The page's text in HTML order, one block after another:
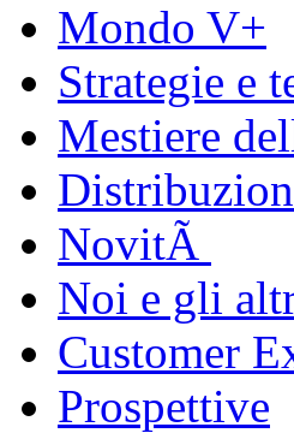
Mondo V+
Strategie e
Mestiere
NovitÃ
Noi e gli
Customer
Prospettive